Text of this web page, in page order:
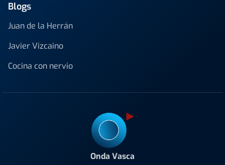
Blogs
Juan de la Herrán
Javier Vizcaino
Cocina con nervio
Onda Vasca